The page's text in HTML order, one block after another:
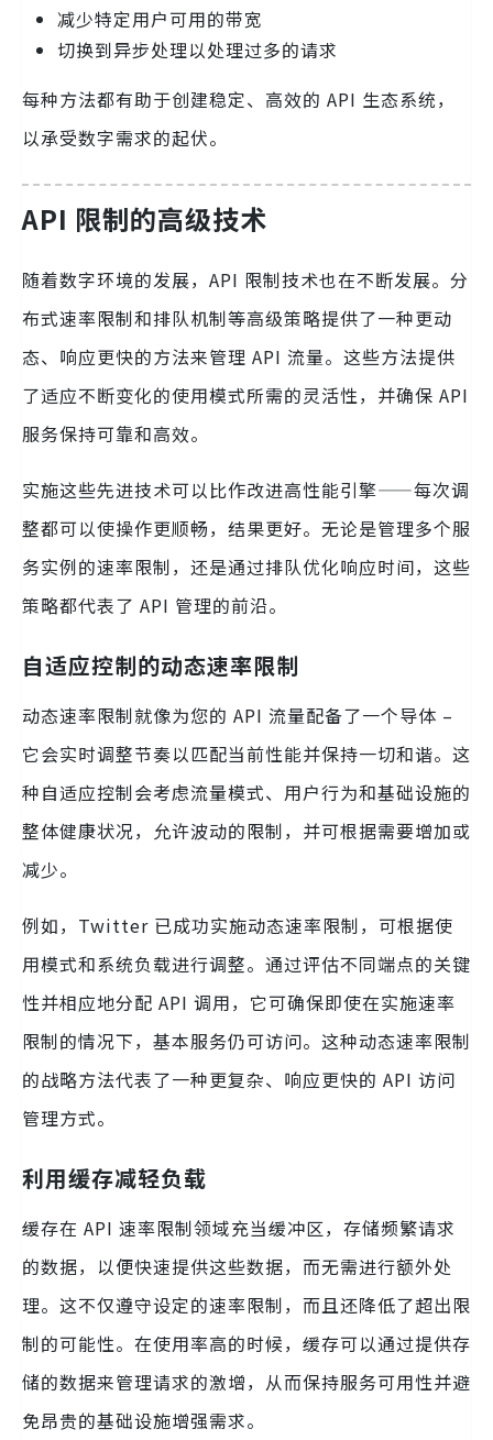
减少特定用户可用的带宽
切换到异步处理以处理过多的请求
每种方法都有助于创建稳定、高效的 API 生态系统，
以承受数字需求的起伏。
API 限制的高级技术
随着数字环境的发展，API 限制技术也在不断发展。分
布式速率限制和排队机制等高级策略提供了一种更动
态、响应更快的方法来管理 API 流量。这些方法提供
了适应不断变化的使用模式所需的灵活性，并确保 API
服务保持可靠和高效。
实施这些先进技术可以比作改进高性能引擎——每次调
整都可以使操作更顺畅，结果更好。无论是管理多个服
务实例的速率限制，还是通过排队优化响应时间，这些
策略都代表了 API 管理的前沿。
自适应控制的动态速率限制
动态速率限制就像为您的 API 流量配备了一个导体 –
它会实时调整节奏以匹配当前性能并保持一切和谐。这
种自适应控制会考虑流量模式、用户行为和基础设施的
整体健康状况，允许波动的限制，并可根据需要增加或
减少。
例如，Twitter 已成功实施动态速率限制，可根据使
用模式和系统负载进行调整。通过评估不同端点的关键
性并相应地分配 API 调用，它可确保即使在实施速率
限制的情况下，基本服务仍可访问。这种动态速率限制
的战略方法代表了一种更复杂、响应更快的 API 访问
管理方式。
利用缓存减轻负载
缓存在 API 速率限制领域充当缓冲区，存储频繁请求
的数据，以便快速提供这些数据，而无需进行额外处
理。这不仅遵守设定的速率限制，而且还降低了超出限
制的可能性。在使用率高的时候，缓存可以通过提供存
储的数据来管理请求的激增，从而保持服务可用性并避
免昂贵的基础设施增强需求。